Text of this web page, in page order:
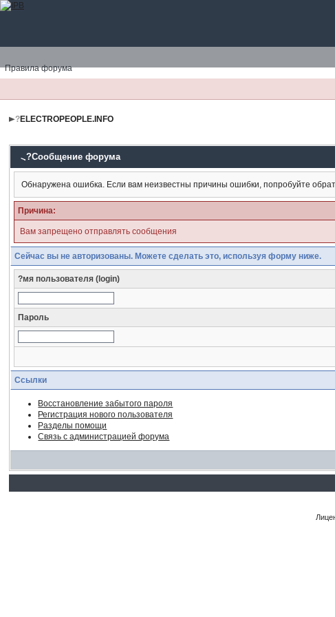
Правила форума
?ELECTROPEOPLE.INFO
?Сообщение форума
Обнаружена ошибка. Если вам неизвестны причины ошибки, попробуйте
Причина:
Вам запрещено отправлять сообщения
Сейчас вы не авторизованы. Можете сделать это, используя форму ниже.
?мя пользователя (login)
Пароль
Ссылки
Восстановление забытого пароля
Регистрация нового пользователя
Разделы помощи
Связь с администрацией форума